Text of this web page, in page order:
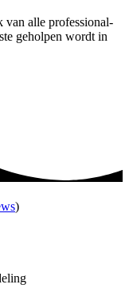
alle professional-
geholpen wordt in
)